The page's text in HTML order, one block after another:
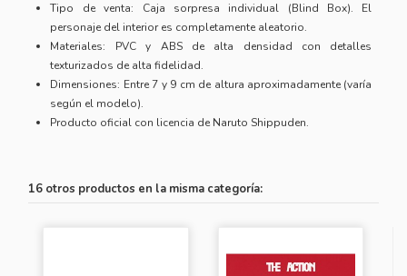
Tipo de venta: Caja sorpresa individual (Blind Box). El
personaje del interior es completamente aleatorio.
Materiales: PVC y ABS de alta densidad con detalles
texturizados de alta fidelidad.
Dimensiones: Entre 7 y 9 cm de altura aproximadamente (varía
según el modelo).
Producto oficial con licencia de Naruto Shippuden.
16 otros productos en la misma categoría: